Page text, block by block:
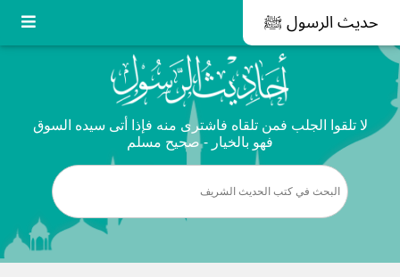
حديث الرسول ﷺ
لا تلقوا الجلب فمن تلقاه فاشترى منه فإذا أتى سيده السوق
فهو بالخيار - صحيح مسلم